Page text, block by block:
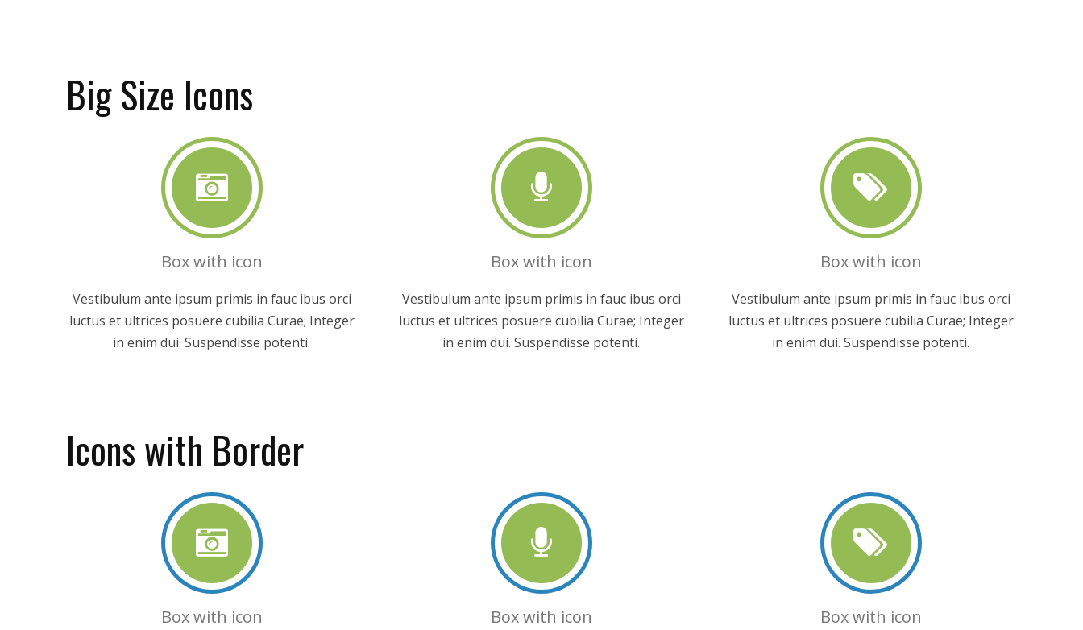
Big Size Icons
Box with icon
Vestibulum ante ipsum primis in fauc ibus orci
luctus et ultrices posuere cubilia Curae; Integer
in enim dui. Suspendisse potenti.
Box with icon
Vestibulum ante ipsum primis in fauc ibus orci
luctus et ultrices posuere cubilia Curae; Integer
in enim dui. Suspendisse potenti.
Box with icon
Vestibulum ante ipsum primis in fauc ibus orci
luctus et ultrices posuere cubilia Curae; Integer
in enim dui. Suspendisse potenti.
Icons with Border
Box with icon Box with icon Box with icon